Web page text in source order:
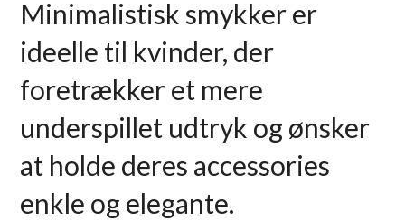
Minimalistisk smykker er
ideelle til kvinder, der
foretrækker et mere
underspillet udtryk og ønsker
at holde deres accessories
enkle og elegante.